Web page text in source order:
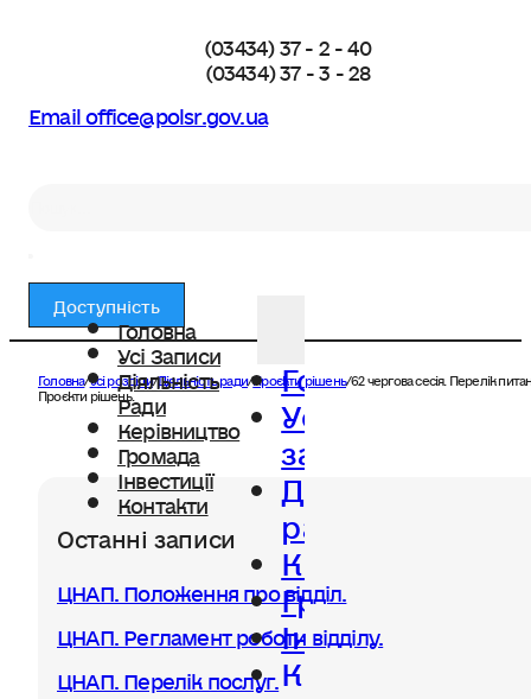
(03434) 37 - 2 - 40
(03434) 37 - 3 - 28
Email office@polsr.gov.ua
Головна
Усі Записи
Діяльність
Ради
Керівництво
Громада
Інвестиції
Контакти
Головна
Усі
записи
Діяльність
ради
Керівництво
Громада
Інвестиції
Контакти
Доступність
Головна/Усі розділи/Діяльність ради/Проєкти рішень/62 чергова сесія. Перелік
Проєкти рішень.
Останні записи
ЦНАП. Положення про відділ.
ЦНАП. Регламент роботи відділу.
ЦНАП. Перелік послуг.